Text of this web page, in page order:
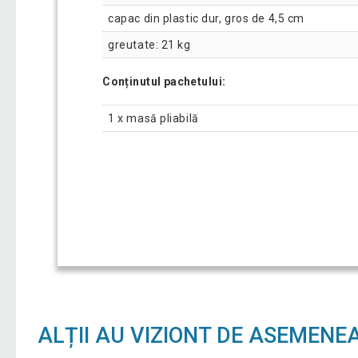
capac din plastic dur, gros de 4,5 cm
greutate: 21 kg
Conținutul pachetului:
1 x masă pliabilă
ALȚII AU VIZIONT DE